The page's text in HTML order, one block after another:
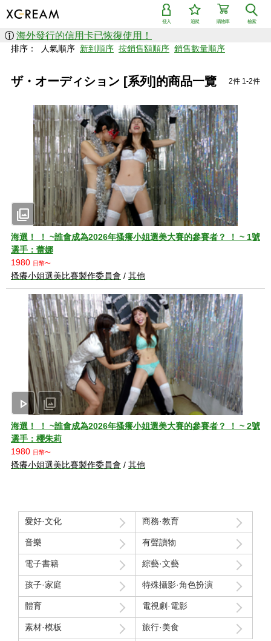
檢索
購物車
追蹤
登入
海外發行的信用卡已恢復使用！
排序： 人氣順序 新到順序 按銷售額順序 銷售數量順序
ザ・オーディション [系列]的商品一覽 2件 1-2件
photo_library
海選！ ！ ~誰會成為2026年搔癢小姐選美大賽的參賽者？ ！ ~ 1號
選手：蕾娜
1980 日幣〜
搔癢小姐選美比賽製作委員會 / 其他
play_arrow photo_library
海選！ ！ ~誰會成為2026年搔癢小姐選美大賽的參賽者？ ！ ~ 2號
選手：櫻朱莉
1980 日幣〜
搔癢小姐選美比賽製作委員會 / 其他
愛好·文化 商務·教育
音樂 有聲讀物
電子書籍 綜藝·文藝
孩子·家庭 特殊攝影·角色扮演
體育 電視劇·電影
素材·模板 旅行·美食